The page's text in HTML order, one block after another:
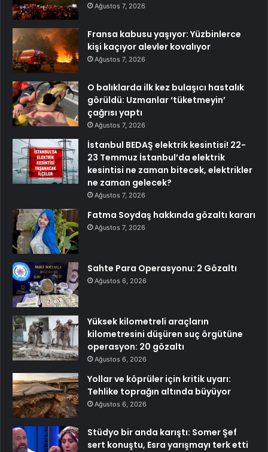
Ağustos 7, 2026
Fransa kabusu yaşıyor: Yüzbinlerce
kişi kaçıyor alevler kovalıyor
Ağustos 7, 2026
O balıklarda ilk kez bulaşıcı hastalık
görüldü: Uzmanlar ‘tüketmeyin’
çağrısı yaptı
Ağustos 7, 2026
İstanbul BEDAŞ elektrik kesintisi! 22-
23 Temmuz İstanbul’da elektrik
kesintisi ne zaman bitecek, elektrikler
ne zaman gelecek?
Ağustos 7, 2026
Fatma Soydaş hakkında gözaltı kararı
Ağustos 7, 2026
Sahte Para Operasyonu: 2 Gözaltı
Ağustos 6, 2026
Yüksek kilometreli araçların
kilometresini düşüren suç örgütüne
operasyon: 20 gözaltı
Ağustos 6, 2026
Yollar ve köprüler için kritik uyarı:
Tehlike toprağın altında büyüyor
Ağustos 6, 2026
Stüdyo bir anda karıştı: Somer Şef
sert konuştu, Esra yarışmayı terk etti